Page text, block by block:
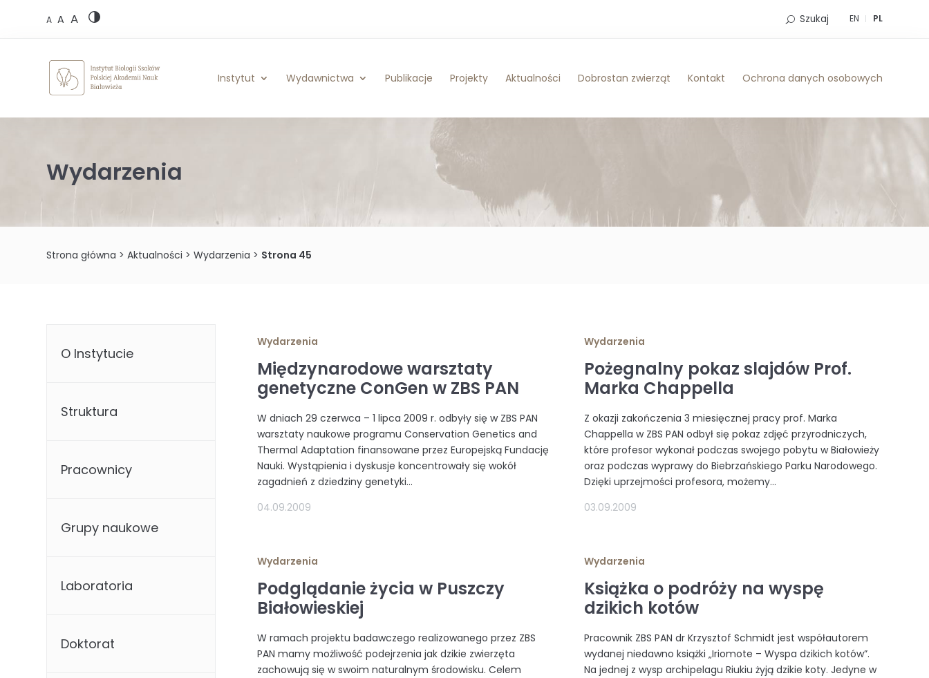
A A A EN PL
Szukaj
Instytut Wydawnictwa Publikacje Projekty Aktualności Dobrostan zwierząt Kontakt Ochrona danych osobowych
Wydarzenia
Strona główna >Aktualności >Wydarzenia > Strona 45
Wydarzenia
Międzynarodowe warsztaty
genetyczne ConGen w ZBS PAN
W dniach 29 czerwca – 1 lipca 2009 r. odbyły się w ZBS PAN
warsztaty naukowe programu Conservation Genetics and
Thermal Adaptation finansowane przez Europejską Fundację
Nauki. Wystąpienia i dyskusje koncentrowały się wokół
zagadnień z dziedziny genetyki...
04.09.2009
Wydarzenia
Pożegnalny pokaz slajdów Prof.
Marka Chappella
Z okazji zakończenia 3 miesięcznej pracy prof. Marka
Chappella w ZBS PAN odbył się pokaz zdjęć przyrodniczych,
które profesor wykonał podczas swojego pobytu w Białowieży
oraz podczas wyprawy do Biebrzańskiego Parku Narodowego.
Dzięki uprzejmości profesora, możemy...
03.09.2009
Wydarzenia
Podglądanie życia w Puszczy
Białowieskiej
W ramach projektu badawczego realizowanego przez ZBS
PAN mamy możliwość podejrzenia jak dzikie zwierzęta
zachowują się w swoim naturalnym środowisku. Celem
Wydarzenia
Książka o podróży na wyspę
dzikich kotów
Pracownik ZBS PAN dr Krzysztof Schmidt jest współautorem
wydanej niedawno książki „Iriomote – Wyspa dzikich kotów”.
Na jednej z wysp archipelagu Riukiu żyją dzikie koty. Jedyne w
O Instytucie
Struktura
Pracownicy
Grupy naukowe
Laboratoria
Doktorat